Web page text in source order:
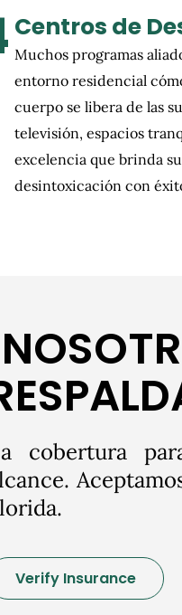
Centros de
Muchos programas
entorno residencial
cuerpo se libera de las
televisión, espacios
excelencia que brinda
desintoxicación con
cobertura
Verify Insurance